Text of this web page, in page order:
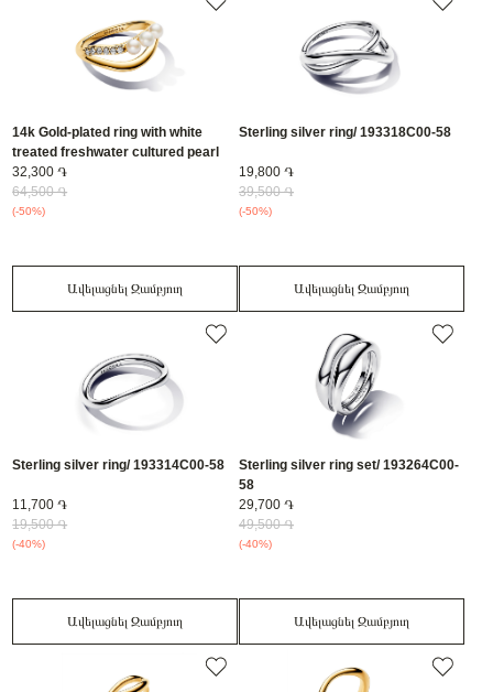
14k Gold-plated ring with white
treated freshwater cultured pearl
and clear cubic zirconia/
163258C01-58
32,300 ֏
64,500 ֏
(-50%)
Ավելացնել Զամբյուղ
Sterling silver ring/ 193318C00-58
19,800 ֏
39,500 ֏
(-50%)
Ավելացնել Զամբյուղ
Sterling silver ring/ 193314C00-58
11,700 ֏
19,500 ֏
(-40%)
Ավելացնել Զամբյուղ
Sterling silver ring set/ 193264C00-
58
29,700 ֏
49,500 ֏
(-40%)
Ավելացնել Զամբյուղ